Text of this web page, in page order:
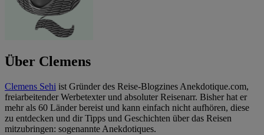
Über Clemens
Clemens Sehi ist Gründer des Reise-Blogzines Anekdotique.com,
freiarbeitender Werbetexter und absoluter Reisenarr. Bisher hat er
mehr als 60 Länder bereist und kann einfach nicht aufhören, diese
zu entdecken und dir Tipps und Geschichten über das Reisen
mitzubringen: sogenannte Anekdotiques.